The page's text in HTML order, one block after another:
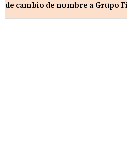
de cambio de nombre a Grupo